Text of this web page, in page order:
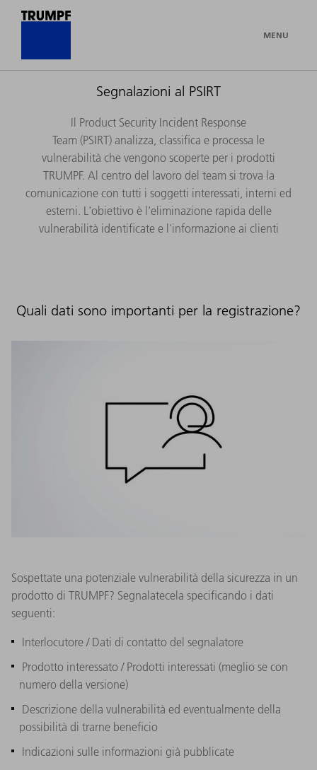
MENU
Segnalazioni al PSIRT
Il Product Security Incident Response
Team (PSIRT) analizza, classifica e processa le
vulnerabilità che vengono scoperte per i prodotti
TRUMPF. Al centro del lavoro del team si trova la
comunicazione con tutti i soggetti interessati, interni ed
esterni. L'obiettivo è l'eliminazione rapida delle
vulnerabilità identificate e l'informazione ai clienti
Quali dati sono importanti per la registrazione?
Sospettate una potenziale vulnerabilità della sicurezza in un
prodotto di TRUMPF? Segnalatecela specificando i dati
seguenti:
Interlocutore / Dati di contatto del segnalatore
Prodotto interessato / Prodotti interessati (meglio se con
numero della versione)
Descrizione della vulnerabilità ed eventualmente della
possibilità di trarne beneficio
Indicazioni sulle informazioni già pubblicate